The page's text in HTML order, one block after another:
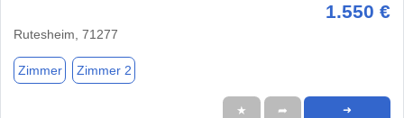
1.550 €
Rutesheim, 71277
Zimmer Zimmer 2
★ ➦ ➜